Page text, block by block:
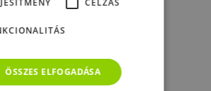
a Steel DryFix
ÖSSZES ELFOGADÁSA